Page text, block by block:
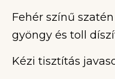
Fehér színű
gyöngy és toll
Kézi tisztítás